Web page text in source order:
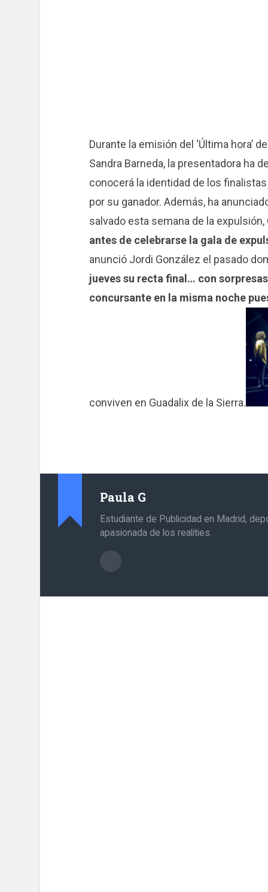
Durante la emisión del ‘Última hora’
Sandra Barneda, la presentadora ha
conocerá la identidad de los
por su ganador. Además, ha
salvado esta semana de la expulsión,
antes de celebrarse la gala de
anunció Jordi González el pasado
jueves su recta final… con
concursante en la misma noche
conviven en Guadalix de la Sierra.
Paula G
Estudiante de Publicidad en Madrid,
apasionada de los realities.